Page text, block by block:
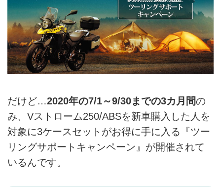
だけど…2020年の7/1～9/30までの3カ月間の
み、Vストローム250/ABSを新車購入した人を
対象に3ケースセットがお得に手に入る『ツー
リングサポートキャンペーン』が開催されて
いるんです。